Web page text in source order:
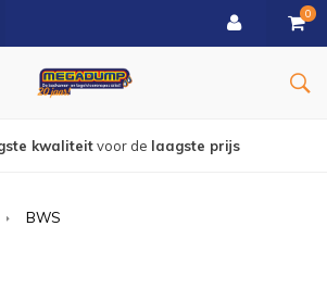
0
Gratisbezorgd vanaf € 150
BWS